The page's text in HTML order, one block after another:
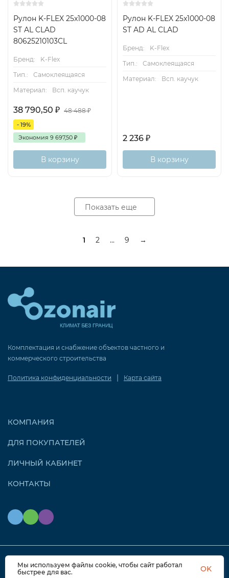
Рулон K-FLEX 25x1000-08
ST AL CLAD
80625210103CL
Бренд:
K-Flex
Тип.:
Самоклеящаяся
Материал:
Всп. каучук
38 790,50 ₽ 48 488₽
- 19%
Экономия 9 697,50 ₽
В корзину
Рулон K-FLEX 25x1000-08
ST AD AL CLAD
Бренд:
K-Flex
Тип.:
Самоклеящаяся
Материал:
Всп. каучук
2 236 ₽
В корзину
Показать еще
1 2 ... 9 →
Комплектация и снабжение объектов частного и
коммерческого строительства
Политика конфиденциальности | Карта сайта
КОМПАНИЯ
ДЛЯ ПОКУПАТЕЛЕЙ
ЛИЧНЫЙ КАБИНЕТ
КОНТАКТЫ
© 2026 OZONAIR.RU. Все права защищены
Мы используем файлы cookie, чтобы сайт работал
быстрее для вас.
OK